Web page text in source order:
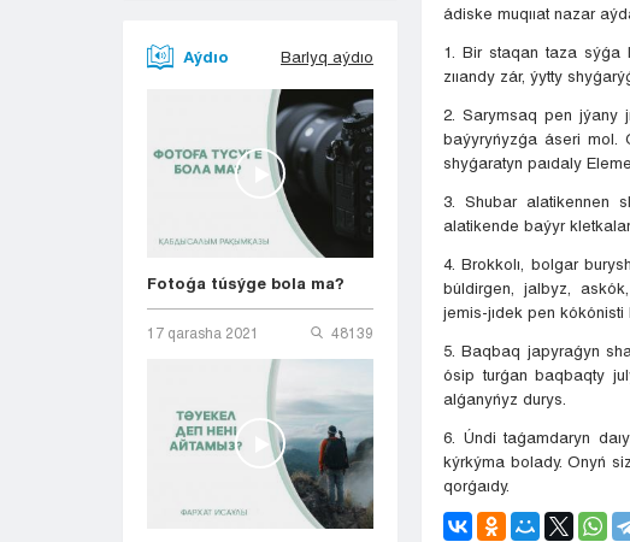
Aýdıo Barlyq aýdıo
Fotoǵa túsýge bola ma?
17 qarasha 2021 48139
ádiske muqııat nazar
1. Bir staqan taza sýǵa
zııandy zár, ýytty
2. Sarymsaq pen jýany
baýyryńyzǵa áseri mol.
shyǵaratyn paıdaly
3. Shubar alatikennen
alatikende baýyr
4. Brokkolı, bolgar
búldirgen, jalbyz,
jemis-jıdek pen kókónisti
5. Baqbaq japyraǵyn
ósip turǵan baqbaqty
alǵanyńyz durys.
6. Úndi taǵamdaryn
kýrkýma bolady. Onyń
qorǵaıdy.